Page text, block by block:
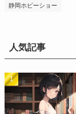
静岡ホビーショー
人気記事